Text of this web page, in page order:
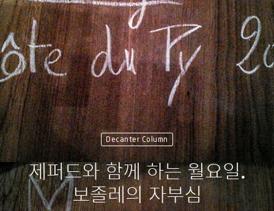
Decanter Column
제퍼드와 함께 하는 월요일.
보졸레의 자부심